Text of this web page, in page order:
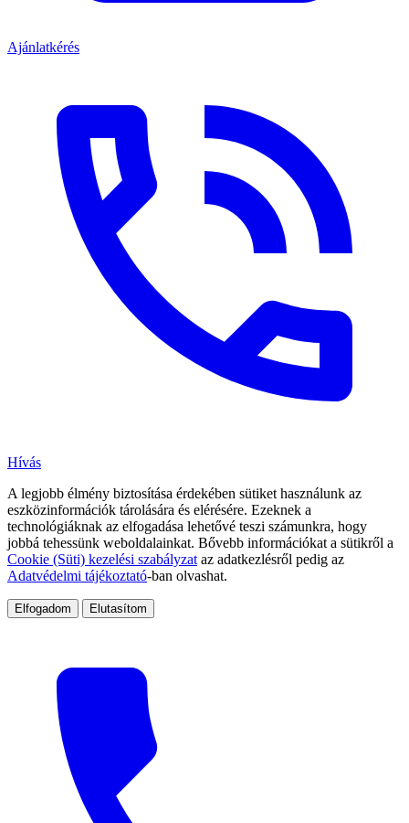
Ajánlatkérés
Hívás
A legjobb élmény biztosítása érdekében sütiket használunk az
eszközinformációk tárolására és elérésére. Ezeknek a
technológiáknak az elfogadása lehetővé teszi számunkra, hogy
jobbá tehessünk weboldalainkat. Bővebb információkat a sütikről a
Cookie (Süti) kezelési szabályzat az adatkezlésről pedig az
Adatvédelmi tájékoztató-ban olvashat.
Elfogadom Elutasítom